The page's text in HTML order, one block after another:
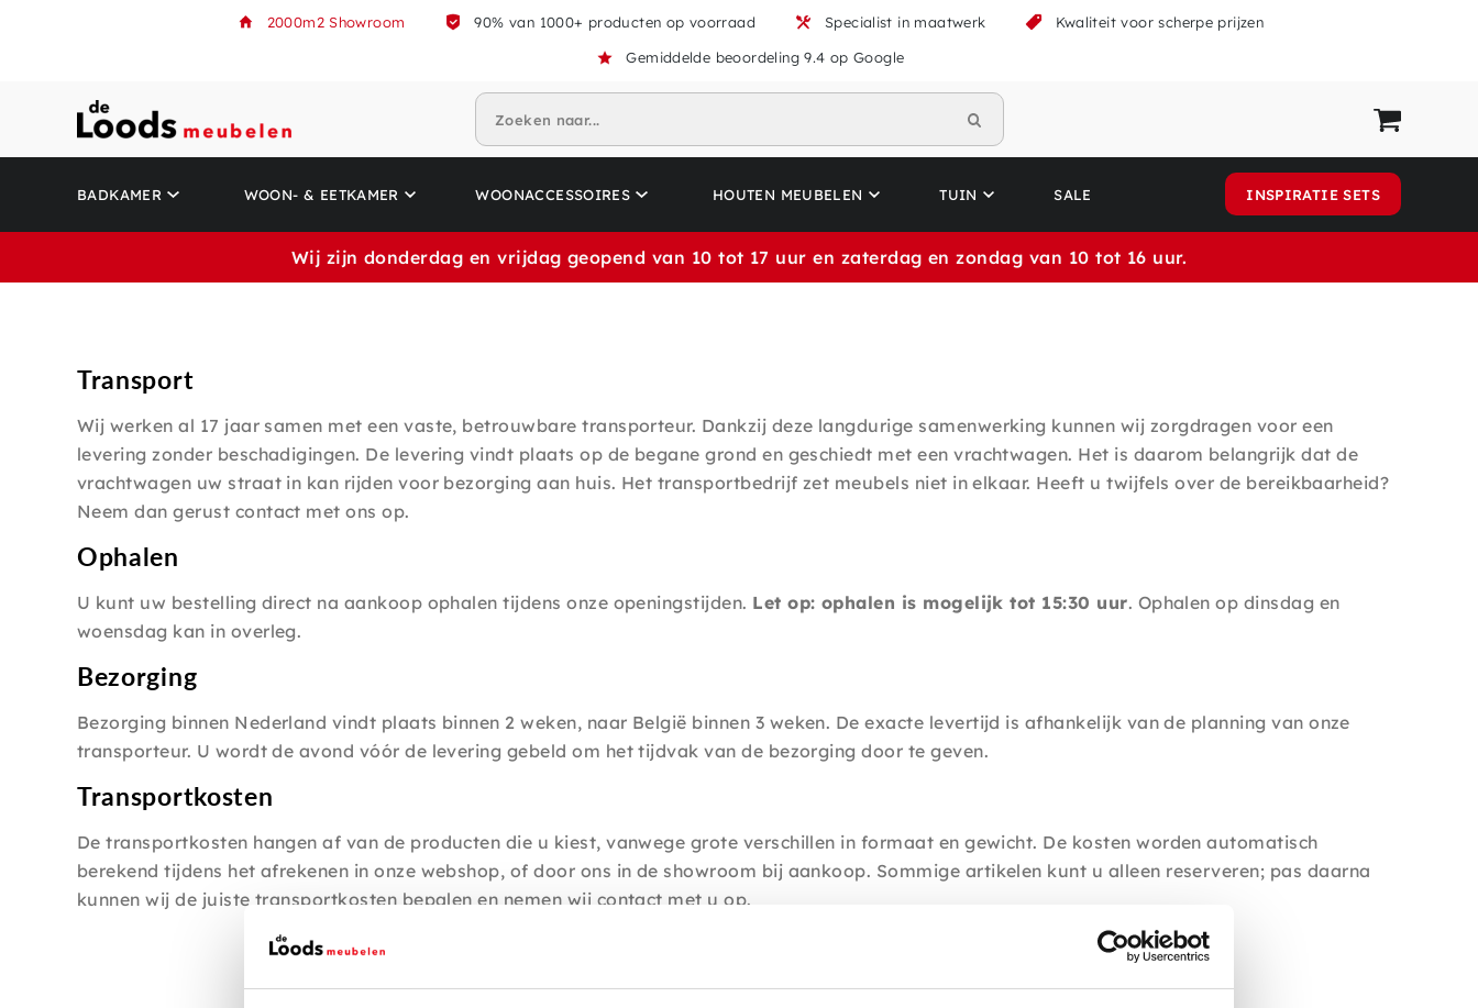
2000m2 Showroom 90% van 1000+ producten op voorraad Specialist in maatwerk
Kwaliteit voor scherpe prijzen
Gemiddelde beoordeling 9.4 op Google
Zoeken naar...
BADKAMER WOON- & EETKAMER WOONACCESSOIRES HOUTEN MEUBELEN TUIN SALE INSPIRATIE SETS
Wij zijn donderdag en vrijdag geopend van 10 tot 17 uur en zaterdag en zondag van 10 tot 16 uur.
Transport
Wij werken al 17 jaar samen met een vaste, betrouwbare transporteur. Dankzij deze langdurige samenwerking kunnen wij zorgdragen voor een
levering zonder beschadigingen. De levering vindt plaats op de begane grond en geschiedt met een vrachtwagen. Het is daarom belangrijk dat de
vrachtwagen uw straat in kan rijden voor bezorging aan huis. Het transportbedrijf zet meubels niet in elkaar. Heeft u twijfels over de bereikbaarheid?
Neem dan gerust contact met ons op.
Ophalen
U kunt uw bestelling direct na aankoop ophalen tijdens onze openingstijden. Let op: ophalen is mogelijk tot 15:30 uur. Ophalen op dinsdag en
woensdag kan in overleg.
Bezorging
Bezorging binnen Nederland vindt plaats binnen 2 weken, naar België binnen 3 weken. De exacte levertijd is afhankelijk van de planning van onze
transporteur. U wordt de avond vóór de levering gebeld om het tijdvak van de bezorging door te geven.
Transportkosten
De transportkosten hangen af van de producten die u kiest, vanwege grote verschillen in formaat en gewicht. De kosten worden automatisch
berekend tijdens het afrekenen in onze webshop, of door ons in de showroom bij aankoop. Sommige artikelen kunt u alleen reserveren; pas daarna
kunnen wij de juiste transportkosten bepalen en nemen wij contact met u op.